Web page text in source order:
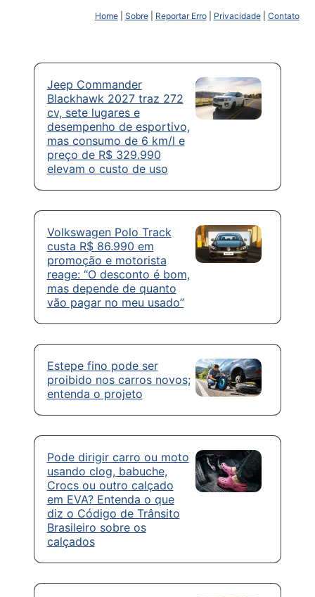
Home| Sobre| Reportar Erro| Privacidade| Contato
Jeep Commander
Blackhawk 2027 traz 272
cv, sete lugares e
desempenho de esportivo,
mas consumo de 6 km/l e
preço de R$ 329.990
elevam o custo de uso
Volkswagen Polo Track
custa R$ 86.990 em
promoção e motorista
reage: “O desconto é bom,
mas depende de quanto
vão pagar no meu usado”
Estepe fino pode ser
proibido nos carros novos;
entenda o projeto
Pode dirigir carro ou moto
usando clog, babuche,
Crocs ou outro calçado
em EVA? Entenda o que
diz o Código de Trânsito
Brasileiro sobre os
calçados